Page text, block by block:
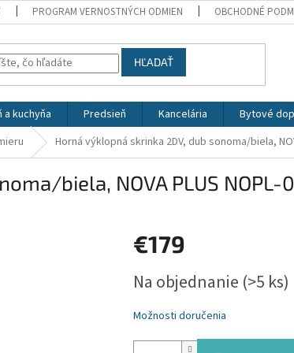
PROGRAM VERNOSTNÝCH ODMIEN OBCHODNÉ
HĽADAŤ
a kuchyňa Predsieň Kancelária Bytové
Horná výklopná skrinka 2DV, dub sonoma/biela,
biela, NOVA PLUS NOPL-
€179
cena:
Na objednanie (>5 ks)
Možnosti doručenia